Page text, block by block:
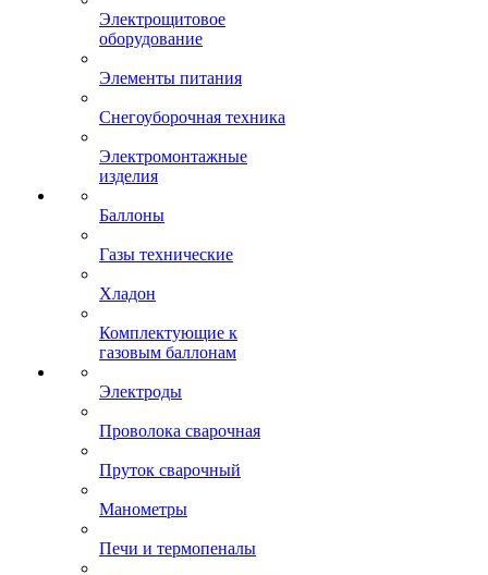
Электрощитовое
оборудование
Элементы питания
Снегоуборочная техника
Электромонтажные
изделия
Баллоны
Газы технические
Хладон
Комплектующие к
газовым баллонам
Электроды
Проволока сварочная
Пруток сварочный
Манометры
Печи и термопеналы